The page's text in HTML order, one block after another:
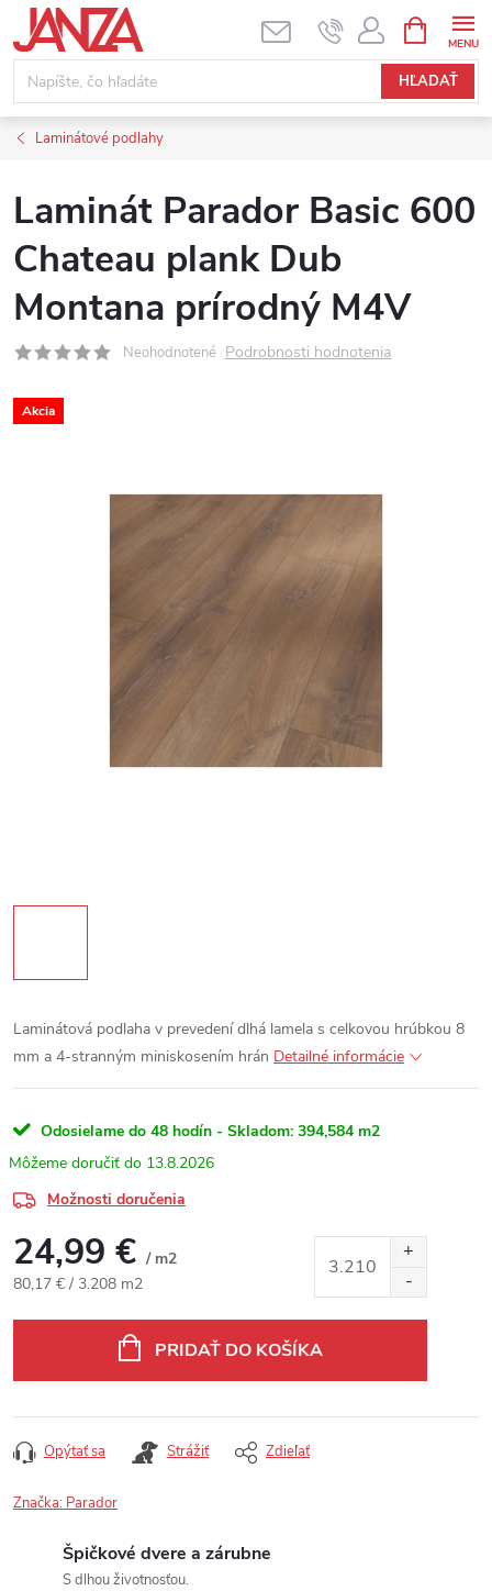
Prejsť na obsah
HĽADAŤ
Laminátové podlahy
Laminát Parador Basic 600
Chateau plank Dub
Montana prírodný M4V
Neohodnotené Podrobnosti hodnotenia
Akcia
Laminátová podlaha v prevedení dlhá lamela s celkovou hrúbkou 8
mm a 4-stranným miniskosením hrán Detailné informácie
Odosielame do 48 hodín - Skladom: 394,584 m2
13.8.2026
Možnosti doručenia
24,99 € / m2
Jednotková cena:
80,17 € / 3.208 m2
PRIDAŤ DO KOŠÍKA
Opýtať sa Strážiť Zdieľať
Značka: Parador
Špičkové dvere a zárubne
S dlhou životnosťou.